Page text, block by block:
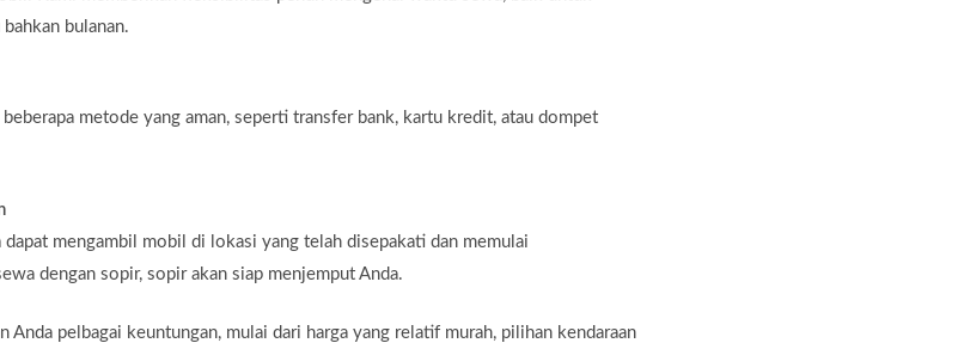
bulanan.
metode yang aman, seperti transfer bank, kartu kredit, atau dompet
dapat mengambil mobil di lokasi yang telah disepakati dan memulai
dengan sopir, sopir akan siap menjemput Anda.
pelbagai keuntungan, mulai dari harga yang relatif murah, pilihan kendaraan